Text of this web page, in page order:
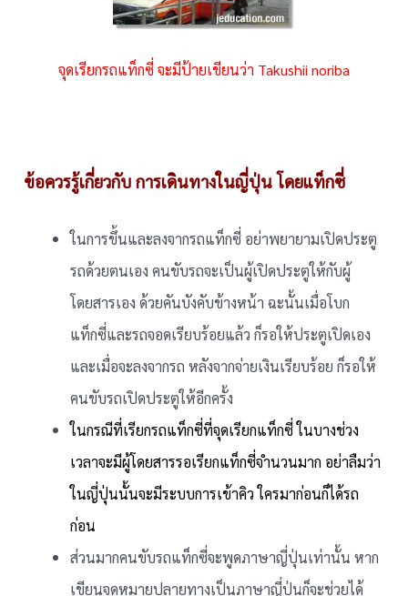
จุดเรียกรถแท็กซี่ จะมีป้ายเขียนว่า Takushii noriba
ข้อควรรู้เกี่ยวกับ การเดินทางในญี่ปุ่น โดยแท็กซี่
ในการขึ้นและลงจากรถแท็กซี่ อย่าพยายามเปิดประตู
รถด้วยตนเอง คนขับรถจะเป็นผู้เปิดประตูให้กับผู้
โดยสารเอง ด้วยคันบังคับข้างหน้า ฉะนั้นเมื่อโบก
แท็กซี่และรถจอดเรียบร้อยแล้ว ก็รอให้ประตูเปิดเอง
และเมื่อจะลงจากรถ หลังจากจ่ายเงินเรียบร้อย ก็รอให้
คนขับรถเปิดประตูให้อีกครั้ง
ในกรณีที่เรียกรถแท็กซี่ที่จุดเรียกแท็กซี่ ในบางช่วง
เวลาจะมีผู้โดยสารรอเรียกแท็กซี่จำนวนมาก อย่าลืมว่า
ในญี่ปุ่นนั้นจะมีระบบการเข้าคิว ใครมาก่อนก็ได้รถ
ก่อน
ส่วนมากคนขับรถแท็กซี่จะพูดภาษาญี่ปุ่นเท่านั้น หาก
เขียนจุดหมายปลายทางเป็นภาษาญี่ปุ่นก็จะช่วยได้